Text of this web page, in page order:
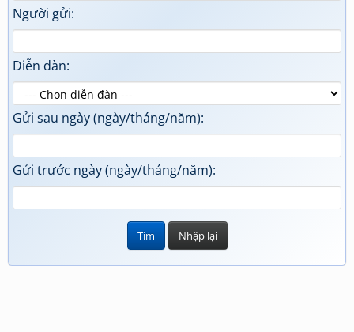
Người gửi:
Diễn đàn:
Gửi sau ngày (ngày/tháng/năm):
Gửi trước ngày (ngày/tháng/năm):